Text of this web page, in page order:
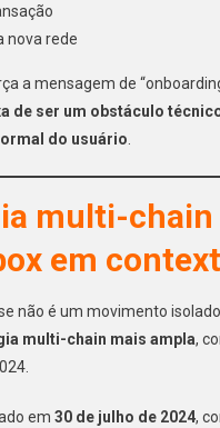
nova rede
a mensagem de
de ser um obstáculo
do usuário
multi-chain
em
não é um movimento
multi-chain mais ampla,
em 30 de julho de 2024,